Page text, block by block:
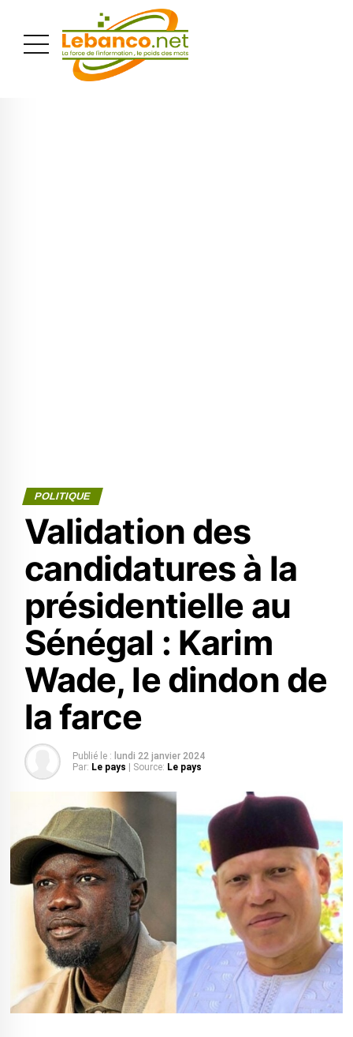
POLITIQUE
Validation des
candidatures à la
présidentielle au
Sénégal : Karim
Wade, le dindon de
la farce
Publié le : lundi 22 janvier 2024
Par: Le pays | Source: Le pays